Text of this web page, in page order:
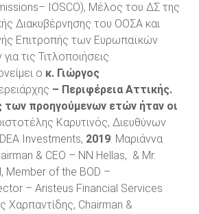
IOSCO), Μέλος του ΔΣ της
Διακυβέρνησης του ΟΟΣΑ και
Επιτροπής των Ευρωπαϊκών
τις Τιτλοποιήσεις.
ο κ. Γιώργος
– Περιφέρεια Αττικής.
των προηγούμενων ετών ήταν οι
Καρυτινός, Διευθύνων
Investments, 2019: Μαριάννα
& CEO – NN Hellas, & Mr.
Member of the BOD –
– Aristeus Financial Services
Χαρπαντίδης, Chairman &